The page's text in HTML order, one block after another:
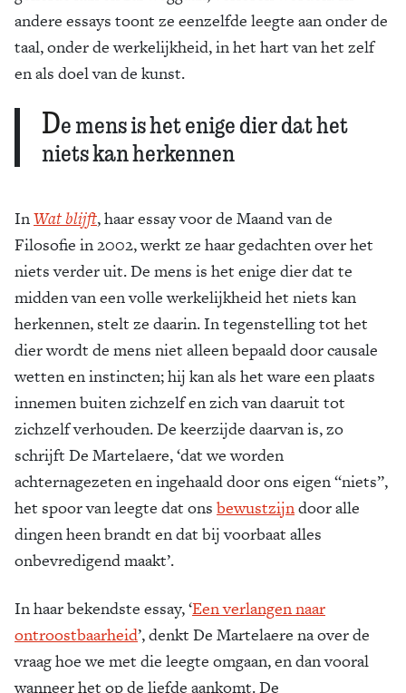
andere essays toont ze eenzelfde leegte aan onder de
taal, onder de werkelijkheid, in het hart van het zelf
en als doel van de kunst.
De mens is het enige dier dat het
niets kan herkennen
InWat blijft, haar essay voor de Maand van de
Filosofie in 2002, werkt ze haar gedachten over het
niets verder uit. De mens is het enige dier dat te
midden van een volle werkelijkheid het niets kan
herkennen, stelt ze daarin. In tegenstelling tot het
dier wordt de mens niet alleen bepaald door causale
wetten en instincten; hij kan als het ware een plaats
innemen buiten zichzelf en zich van daaruit tot
zichzelf verhouden. De keerzijde daarvan is, zo
schrijft De Martelaere, ‘dat we worden
achternagezeten en ingehaald door ons eigen “niets”,
het spoor van leegte dat ons bewustzijndoor alle
dingen heen brandt en dat bij voorbaat alles
onbevredigend maakt’.
In haar bekendste essay, ‘Een verlangen naar
ontroostbaarheid’, denkt De Martelaere na over de
vraag hoe we met die leegte omgaan, en dan vooral
wanneer het op de liefde aankomt. De